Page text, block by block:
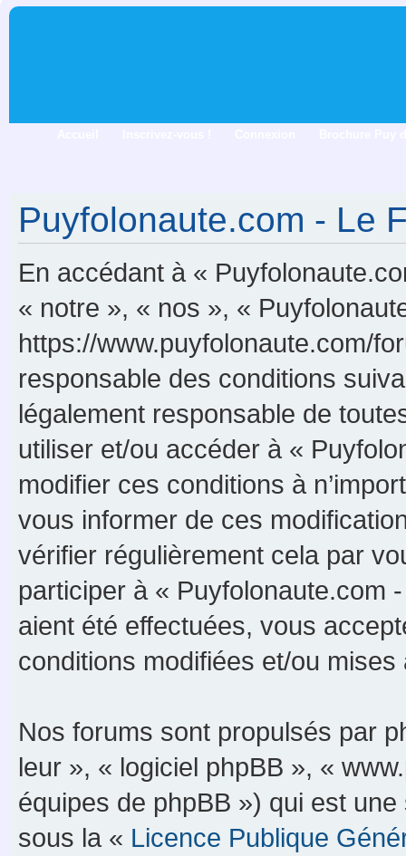
Puyfolonaute.com - Le
En accédant à «
« notre », « nos », «
https://www.puyfolonaute.com/
responsable des conditions
légalement responsable de
utiliser et/ou accéder à «
modifier ces conditions à
vous informer de ces
vérifier régulièrement cela par
participer à « Puyfolonaute.com
aient été effectuées, vous
conditions modifiées et/ou mises
Nos forums sont propulsés par
leur », « logiciel phpBB », «
équipes de phpBB ») qui est
sous la « Licence Publique